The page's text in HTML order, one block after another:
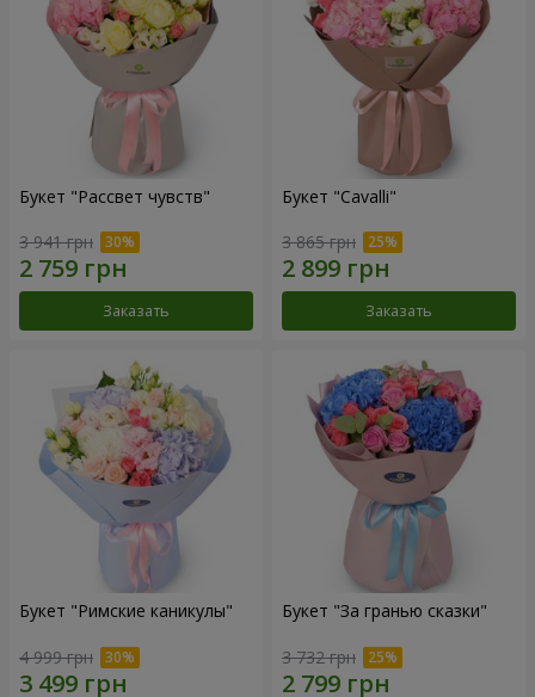
Букет "Рассвет чувств"
3 941 грн
Заказать
Букет "Cаvalli"
3 865 грн
Заказать
Букет "Римские каникулы"
4 999 грн
Букет "За гранью сказки"
3 732 грн